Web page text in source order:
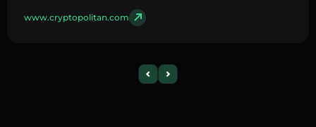
www.cryptopolitan.com